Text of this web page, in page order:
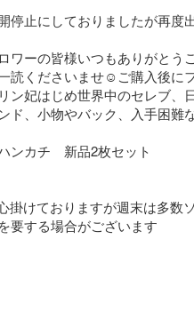
停止にしておりましたが再度
ワーの皆様いつもありがとう
読くださいませ☺︎ご購入後に
ン妃はじめ世界中のセレブ、
ド、小物やバック、入手困難
ンカチ　新品2枚セット
掛けておりますが週末は多数
要する場合がございます